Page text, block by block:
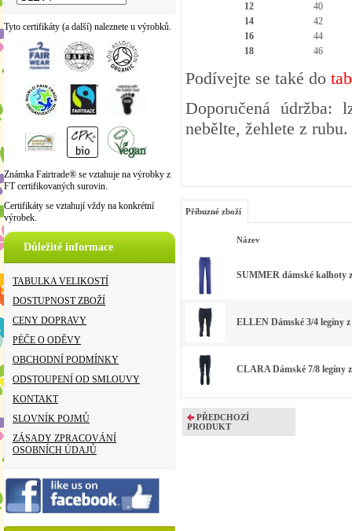
Tyto certifikáty (a další) naleznete u výrobků.
Známka Fairtrade® se vztahuje na výrobky z
FT certifikovaných surovin.
Certifikáty se vztahují vždy na konkrétní
výrobek.
Důležité informace
TABULKA VELIKOSTÍ
DOSTUPNOST ZBOŽÍ
CENY DOPRAVY
PÉČE O ODĚVY
OBCHODNÍ PODMÍNKY
ODSTOUPENÍ OD SMLOUVY
KONTAKT
SLOVNÍK POJMŮ
ZÁSADY ZPRACOVÁNÍ
OSOBNÍCH ÚDAJŮ
12
40
14
42
16
44
18
46
Podívejte se také do
Doporučená údržba:
nebělte, žehlete z
Příbuzné zboží
Název
SUMMER dámské kalhoty
ELLEN Dámské 3/4 legíny
CLARA Dámské 7/8 legíny
PŘEDCHOZÍ
PRODUKT